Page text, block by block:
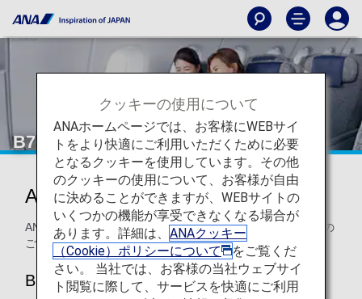
B767-300ERビジネスクラス
ANA BUSINESS CRADLE
ANAのB767-300ER ビジネスクラス 座席・シートについての
ご案内です。
B767-300ER（202席）
クッキーの使用について
ANAホームページでは、お客様にWEBサイ
トをより快適にご利用いただくために必要
となるクッキーを使用しています。その他
のクッキーの使用について、お客様が自由
に決めることができますが、WEBサイトの
いくつかの機能が享受できなくなる場合が
あります。詳細は、 ANAクッキー
（Cookie）ポリシーについて
をご覧くだ
さい。 当社では、お客様の当社ウェブサイ
ト閲覧に際して、サービスを快適にご利用